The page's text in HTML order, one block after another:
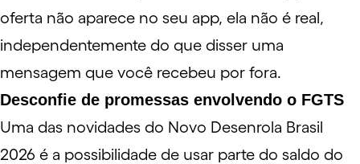
oferta não aparece no seu app, ela não é real,
independentemente do que disser uma
mensagem que você recebeu por fora.
Desconfie de promessas envolvendo o FGTS
Uma das novidades do Novo Desenrola Brasil
2026 é a possibilidade de usar parte do saldo do